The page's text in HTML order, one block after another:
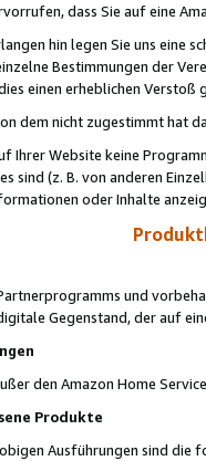
dass Sie auf eine
hin legen Sie uns eine
Bestimmungen der
einen erheblichen Verstoß
dem nicht zugestimmt hat
Ihrer Website keine
sind (z. B. von anderen
oder Inhalte
und
Gegenstand, der auf
den Amazon Home
Produkte
Ausführungen sind die